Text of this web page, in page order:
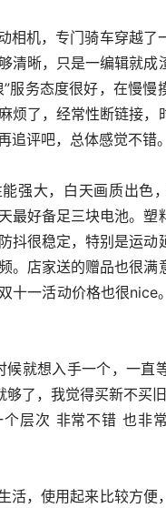
清晰，只是一编辑就成
”服务态度很好，在慢慢
烦了，经常性断链接，
追评吧，总体感觉不错。
最好备足三块电池。塑
抖很稳定，特别是运动
。店家送的赠品也很满
十一活动价格也很nice
够了，我觉得买新不买
层次 非常不错 也非